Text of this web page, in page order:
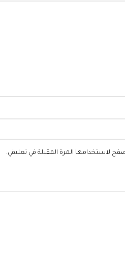
لاستخدامها المرة المقبلة في تعليقي.